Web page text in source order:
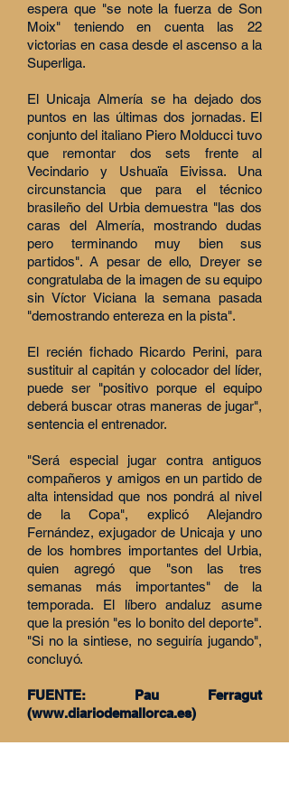
espera que "se note la fuerza de Son
Moix" teniendo en cuenta las 22
victorias en casa desde el ascenso a la
Superliga.
El Unicaja Almería se ha dejado dos
puntos en las últimas dos jornadas. El
conjunto del italiano Piero Molducci tuvo
que remontar dos sets frente al
Vecindario y Ushuaïa Eivissa. Una
circunstancia que para el técnico
brasileño del Urbia demuestra "las dos
caras del Almería, mostrando dudas
pero terminando muy bien sus
partidos". A pesar de ello, Dreyer se
congratulaba de la imagen de su equipo
sin Víctor Viciana la semana pasada
"demostrando entereza en la pista".
El recién fichado Ricardo Perini, para
sustituir al capitán y colocador del líder,
puede ser "positivo porque el equipo
deberá buscar otras maneras de jugar",
sentencia el entrenador.
"Será especial jugar contra antiguos
compañeros y amigos en un partido de
alta intensidad que nos pondrá al nivel
de la Copa", explicó Alejandro
Fernández, exjugador de Unicaja y uno
de los hombres importantes del Urbia,
quien agregó que "son las tres
semanas más importantes" de la
temporada. El líbero andaluz asume
que la presión "es lo bonito del deporte".
"Si no la sintiese, no seguiría jugando",
concluyó.
FUENTE: Pau Ferragut
(www.diariodemallorca.es)